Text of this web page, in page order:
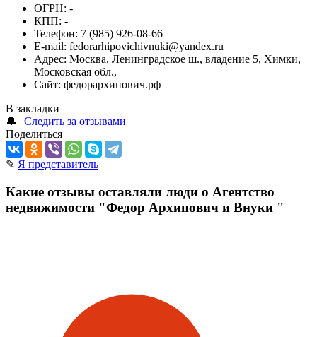
ОГРН: -
КПП: -
Телефон: 7 (985) 926-08-66
E-mail: fedorarhipovichivnuki@yandex.ru
Адрес: Москва, Ленинградское ш., владение 5, Химки,
Московская обл.,
Сайт: федорархипович.рф
В закладки
🔔
Следить за отзывами
Поделиться
✎ Я представитель
Какие отзывы оставляли люди о Агентство
недвижимости "Федор Архипович и Внуки "